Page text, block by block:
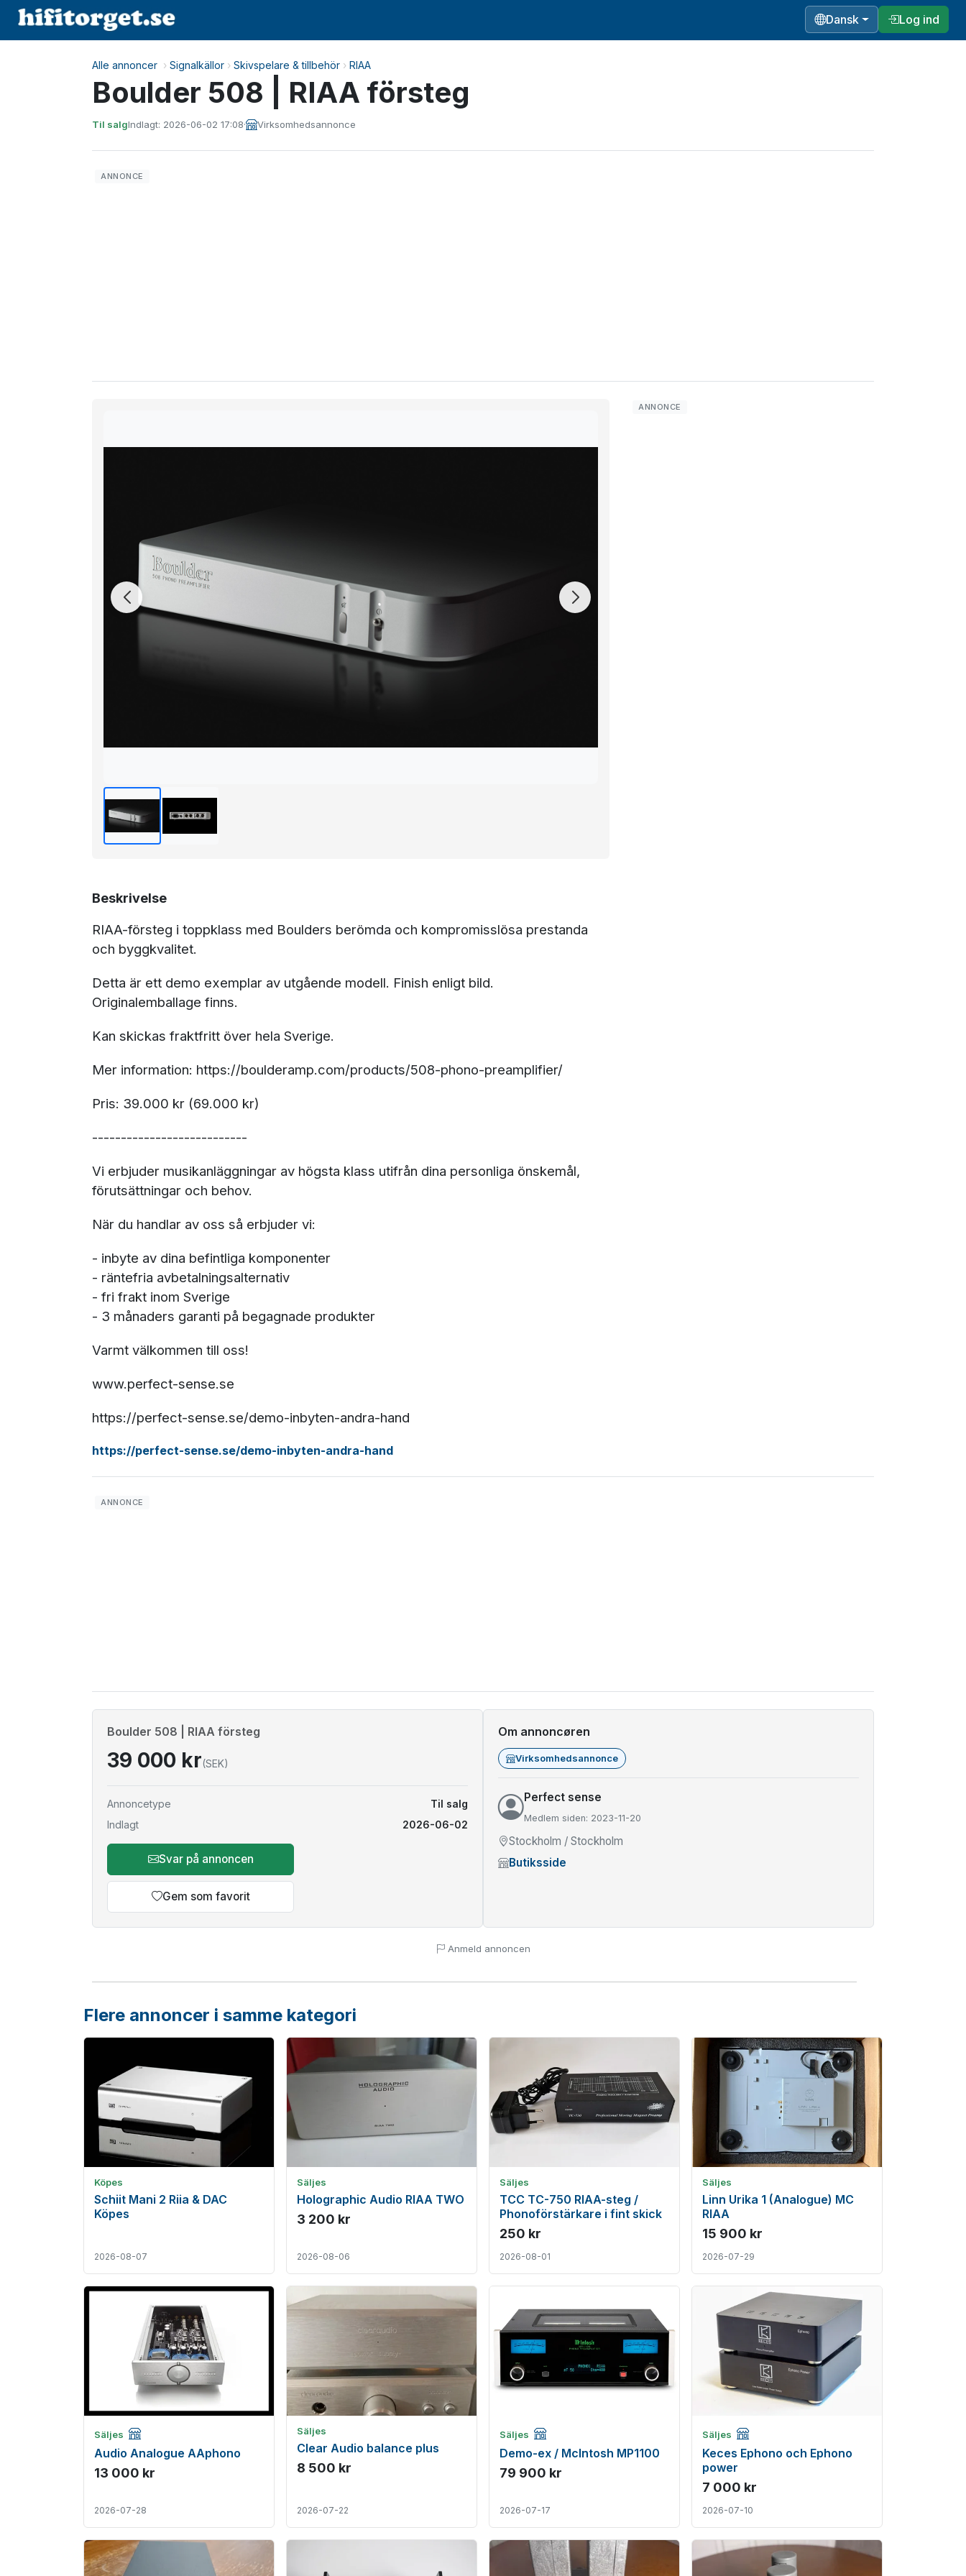
Dansk Log ind
Alle annoncer › Signalkällor › Skivspelare & tillbehör › RIAA
Boulder 508 | RIAA försteg
Til salgIndlagt: 2026-06-02 17:08· Virksomhedsannonce
Beskrivelse
RIAA-försteg i toppklass med Boulders berömda och kompromisslösa prestanda
och byggkvalitet.
Detta är ett demo exemplar av utgående modell. Finish enligt bild.
Originalemballage finns.
Kan skickas fraktfritt över hela Sverige.
Mer information: https://boulderamp.com/products/508-phono-preamplifier/
Pris: 39.000 kr (69.000 kr)
---------------------------
Vi erbjuder musikanläggningar av högsta klass utifrån dina personliga önskemål,
förutsättningar och behov.
När du handlar av oss så erbjuder vi:
- inbyte av dina befintliga komponenter
- räntefria avbetalningsalternativ
- fri frakt inom Sverige
- 3 månaders garanti på begagnade produkter
Varmt välkommen till oss!
www.perfect-sense.se
https://perfect-sense.se/demo-inbyten-andra-hand
https://perfect-sense.se/demo-inbyten-andra-hand
Boulder 508 | RIAA försteg
39 000 kr(SEK)
Annoncetype
Til salg
Indlagt
2026-06-02
Svar på annoncen
Gem som favorit
Om annoncøren
Virksomhedsannonce
Perfect sense
Medlem siden: 2023-11-20
Stockholm / Stockholm
Butiksside
Anmeld annoncen
Flere annoncer i samme kategori
Köpes
Schiit Mani 2 Riia & DAC
Köpes
2026-08-07
Säljes
Holographic Audio RIAA TWO
3 200 kr
2026-08-06
Säljes
TCC TC-750 RIAA-steg /
Phonoförstärkare i fint skick
250 kr
2026-08-01
Säljes
Linn Urika 1 (Analogue) MC
RIAA
15 900 kr
2026-07-29
Säljes Företagsannons
Audio Analogue AAphono
13 000 kr
2026-07-28
Säljes
Clear Audio balance plus
8 500 kr
2026-07-22
Säljes Företagsannons
Demo-ex / McIntosh MP1100
79 900 kr
2026-07-17
Säljes Företagsannons
Keces Ephono och Ephono
power
7 000 kr
2026-07-10